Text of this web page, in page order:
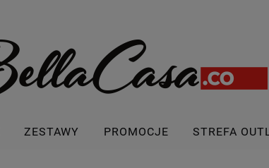
ZESTAWY PROMOCJE STREFA